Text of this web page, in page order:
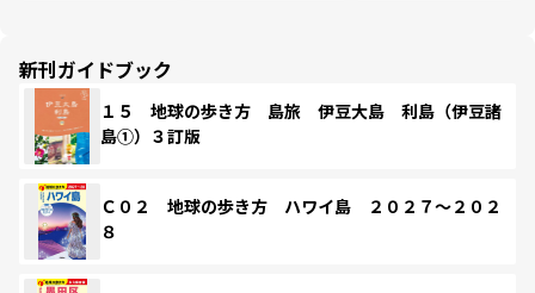
新刊ガイドブック
１５ 地球の歩き方 島旅 伊豆大島 利島（伊豆諸
島①）３訂版
Ｃ０２ 地球の歩き方 ハワイ島 ２０２７～２０２
８